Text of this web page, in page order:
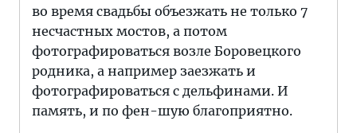
во время свадьбы объезжать не только 7
несчастных мостов, а потом
фотографироваться возле Боровецкого
родника, а например заезжать и
фотографироваться с дельфинами. И
память, и по фен-шую благоприятно.